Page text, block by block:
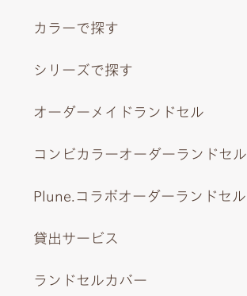
カラーで探す
シリーズで探す
オーダーメイドランドセル
コンビカラーオーダーランドセル
Plune.コラボオーダーランドセル
貸出サービス
ランドセルカバー